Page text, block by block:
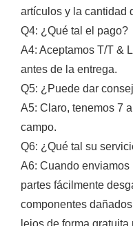
artículos y la cantidad
Q4: ¿Qué tal el pago?
A4: Aceptamos T/T &
antes de la entrega.
Q5: ¿Puede dar
A5: Claro, tenemos 7
campo.
Q6: ¿Qué tal su
A6: Cuando
partes fácilmente
componentes